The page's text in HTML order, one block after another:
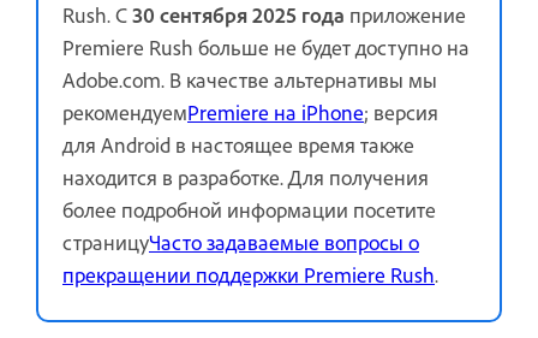
Rush. С30 сентября 2025 года приложение
Premiere Rush больше не будет доступно на
Adobe.com. В качестве альтернативы мы
рекомендуемPremiere на iPhone; версия
для Android в настоящее время также
находится в разработке. Для получения
более подробной информации посетите
страницуЧасто задаваемые вопросы о
прекращении поддержки Premiere Rush.